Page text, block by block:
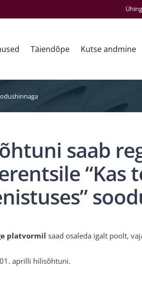
Täiendõpe Kutse andmine
saab
“Kas
platvormil saad osaleda igalt poolt,
aprilli hilisõhtuni.